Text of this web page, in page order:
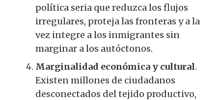
política seria que reduzca los flujos
irregulares, proteja las fronteras y a la
vez integre a los inmigrantes sin
marginar a los autóctonos.
Marginalidad económica y cultural.
Existen millones de ciudadanos
desconectados del tejido productivo,